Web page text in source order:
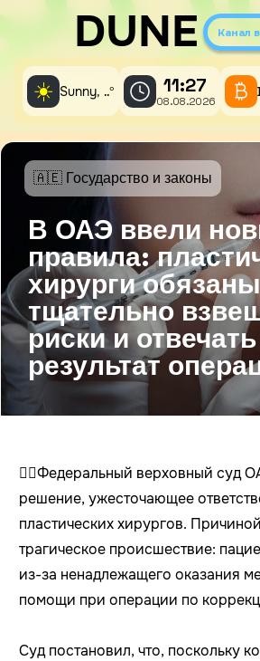
DUNE Канал
☀️ Sunny, ..° 11:27
08.08.2026
В ОАЭ ввели
правила:
хирурги обязаны
тщательно
риски и
результат
🇦🇪 Государство и законы
👨‍⚕️Федеральный верховный суд
решение, ужесточающее
пластических хирургов.
трагическое происшествие:
из-за ненадлежащего оказания
помощи при операции по
Суд постановил, что, поскольку